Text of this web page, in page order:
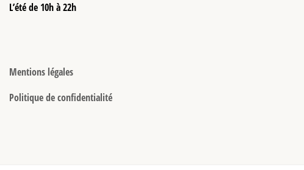
L’été de 10h à 22h
Mentions légales
Politique de confidentialité